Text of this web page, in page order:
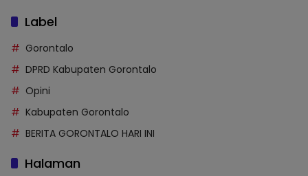
Label
Gorontalo
DPRD Kabupaten Gorontalo
Opini
Kabupaten Gorontalo
BERITA GORONTALO HARI INI
Halaman